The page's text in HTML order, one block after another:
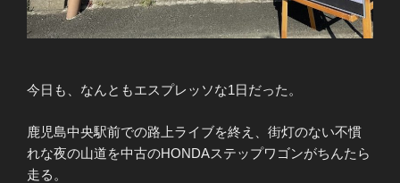
今日も、なんともエスプレッソな1日だった。
鹿児島中央駅前での路上ライブを終え、街灯のない不慣
れな夜の山道を中古のHONDAステップワゴンがちんたら
走る。